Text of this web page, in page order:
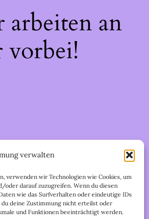
verwalten
verwenden wir Technologien wie Cookies, um
darauf zuzugreifen. Wenn du diesen
wie das Surfverhalten oder eindeutige IDs
deine Zustimmung nicht erteilst oder
und Funktionen beeinträchtigt werden.
an
vorbei!